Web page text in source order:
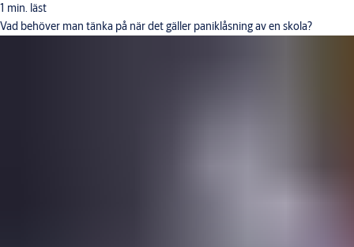
1 min. läst
Vad behöver man tänka på när det gäller paniklåsning av en skola?